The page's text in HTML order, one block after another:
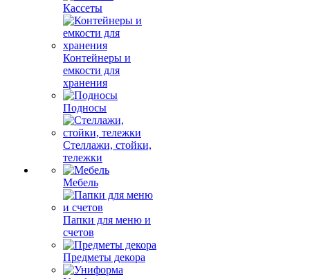
Кассеты
Контейнеры и
емкости для
хранения
Подносы
Стеллажи, стойки,
тележки
Мебель
Папки для меню и
счетов
Предметы декора